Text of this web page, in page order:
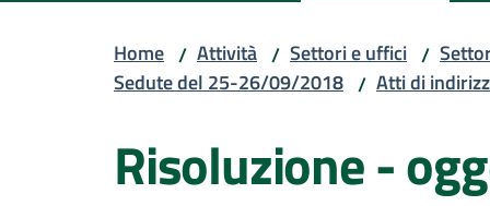
Home / Attività / Settori e uffici /
Sedute del 25-26/09/2018 / Atti di
Risoluzione -